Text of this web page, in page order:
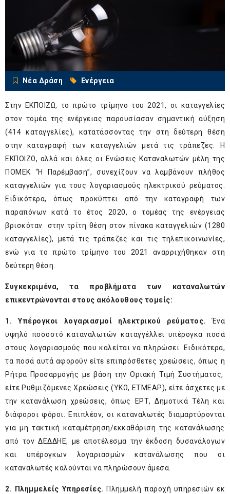
Νέα Δράση Ενέργεια
Στην ΕΚΠΟΙΖΩ, το πρώτο τρίμηνο του 2021, οι καταγγελίες
στον τομέα της ενέργειας παρουσίασαν σημαντική αύξηση
(414 καταγγελίες), κατατάσσοντας την στη δεύτερη θέση
στην καταγραφή των καταγγελιών μετά τις τράπεζες. Η
ΕΚΠΟΙΖΩ, αλλά και όλες οι Ενώσεις Καταναλωτών μέλη της
ΠΟΜΕΚ “Η Παρέμβαση”, συνεχίζουν να λαμβάνουν πλήθος
καταγγελιών για τους λογαριασμούς ηλεκτρικού ρεύματος.
Ειδικότερα, όπως προκύπτει από την καταγραφή των
παραπόνων κατά το έτος 2020, ο τομέας της ενέργειας
βρισκόταν στην τρίτη θέση στον πίνακα καταγγελιών (1280
καταγγελίες), μετά τις τράπεζες και τις τηλεπικοινωνίες,
ενώ για το πρώτο τρίμηνο του 2021 αναρριχήθηκαν στη
δεύτερη θέση.
Συγκεκριμένα, τα προβλήματα των καταναλωτών
επικεντρώνονται στους ακόλουθους τομείς:
1. Υπέρογκοι λογαριασμοί ηλεκτρικού ρεύματος. Ένα
υψηλό ποσοστό καταναλωτών καταγγέλλει υπέρογκα ποσά
στους λογαριασμούς που καλείται να πληρώσει. Ειδικότερα,
τα ποσά αυτά αφορούν είτε επιπρόσθετες χρεώσεις, όπως η
Ρήτρα Προσαρμογής με βάση την Οριακή Τιμή Συστήματος,
είτε Ρυθμιζόμενες Χρεώσεις (ΥΚΩ, ΕΤΜΕΑΡ), είτε άσχετες με
την κατανάλωση χρεώσεις, όπως ΕΡΤ, Δημοτικά Τέλη και
διάφοροι φόροι. Επιπλέον, οι καταναλωτές διαμαρτύρονται
για μη τακτική καταμέτρηση/εκκαθάριση της κατανάλωσης
από τον ΔΕΔΔΗΕ, με αποτέλεσμα την έκδοση δυσανάλογων
και υπέρογκων λογαριασμών κατανάλωσης που οι
καταναλωτές καλούνται να πληρώσουν άμεσα.
2. Πλημμελείς Υπηρεσίες. Πλημμελή παροχή υπηρεσιών εκ